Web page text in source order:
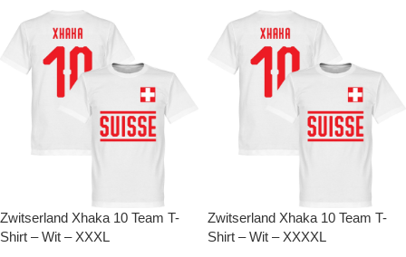
Zwitserland Xhaka 10 Team T-
Shirt – Wit – XXXL
Zwitserland Xhaka 10 Team T-
Shirt – Wit – XXXXL